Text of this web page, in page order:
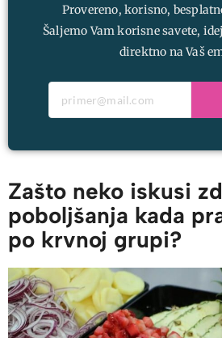
Provereno, korisno,
Šaljemo Vam korisne savete,
direktno na Vaš
Zašto neko iskusi
poboljšanja kada
po krvnoj grupi?